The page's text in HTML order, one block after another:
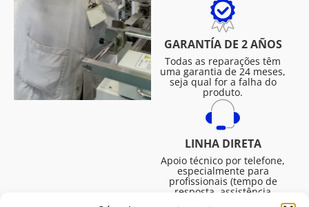
GARANTÍA DE 2 AÑOS
Todas as reparações têm
uma garantia de 24 meses,
seja qual for a falha do
produto.
LINHA DIRETA
Apoio técnico por telefone,
especialmente para
profissionais (tempo de
resposta, assistência
técnica, etc.). De segunda a